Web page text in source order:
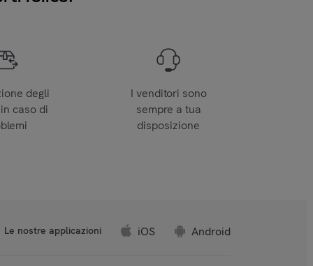
degli
caso di
I venditori sono
sempre a tua
disposizione
Le nostre applicazioni iOS Android